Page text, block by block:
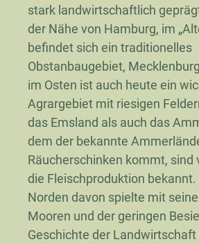
stark landwirtschaftlich
der Nähe von Hamburg, im
befindet sich ein traditionelles
Obstanbaugebiet,
im Osten ist auch heute ein
Agrargebiet mit riesigen
das Emsland als auch das
dem der bekannte
Räucherschinken kommt, sind
die Fleischproduktion
Norden davon spielte mit
Mooren und der geringen
Geschichte der Landwirtschaft